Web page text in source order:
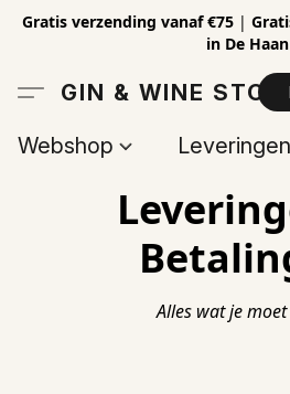
Gratis verzending vanaf €75 |
in De Haan
GIN & WINE
Webshop
Alles wat je